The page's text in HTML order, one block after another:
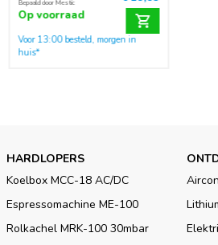
Bepaald door Mestic
Op voorraad
Voor 13:00 besteld, morgen in
huis*
HARDLOPERS
Koelbox MCC-18 AC/DC
Espressomachine ME-100
Rolkachel MRK-100 30mbar